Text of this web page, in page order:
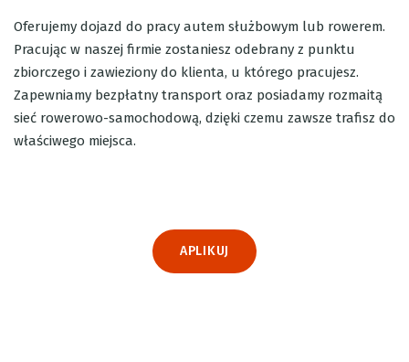
Oferujemy dojazd do pracy autem służbowym lub rowerem.
Pracując w naszej firmie zostaniesz odebrany z punktu
zbiorczego i zawieziony do klienta, u którego pracujesz.
Zapewniamy bezpłatny transport oraz posiadamy rozmaitą
sieć rowerowo-samochodową, dzięki czemu zawsze trafisz do
właściwego miejsca.
APLIKUJ